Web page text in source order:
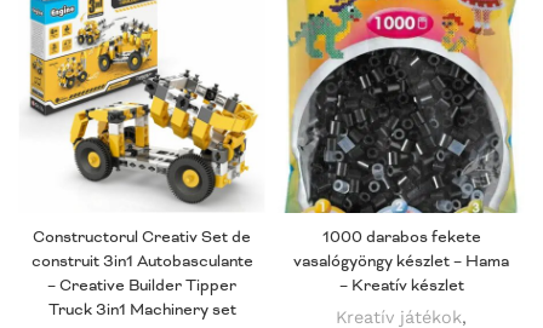
Constructorul Creativ Set de
construit 3in1 Autobasculante
– Creative Builder Tipper
Truck 3in1 Machinery set
1000 darabos fekete
vasalógyöngy készlet – Hama
– Kreatív készlet
Kreatív játékok,